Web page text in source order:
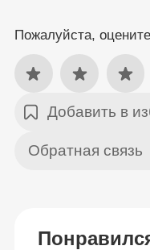
Пожалуйста,
Добавить в
Обратная связь